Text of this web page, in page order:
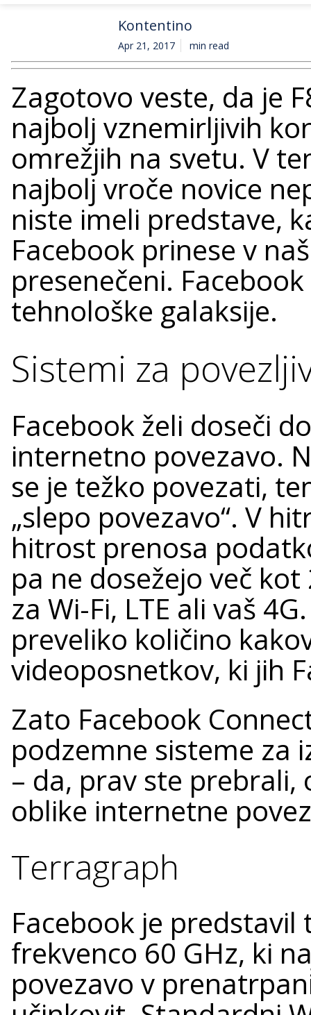
Kontentino
Apr 21, 2017 min read
Zagotovo veste, da je
najbolj vznemirljivih
omrežjih na svetu. V
najbolj vroče novice
niste imeli predstave,
Facebook prinese v
presenečeni.
tehnološke galaksije.
Sistemi za
Facebook želi doseči
internetno povezavo.
se je težko povezati,
„slepo povezavo“. V
hitrost prenosa
pa ne dosežejo več
za Wi-Fi, LTE ali vaš
preveliko količino
videoposnetkov, ki jih
Zato Facebook
podzemne sisteme za
– da, prav ste
oblike internetne
Terragraph
Facebook je
frekvenco 60 GHz, ki
povezavo v